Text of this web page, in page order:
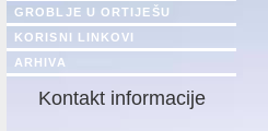
GROBLJE U ORTIJEŠU
KORISNI LINKOVI
ARHIVA
Kontakt informacije